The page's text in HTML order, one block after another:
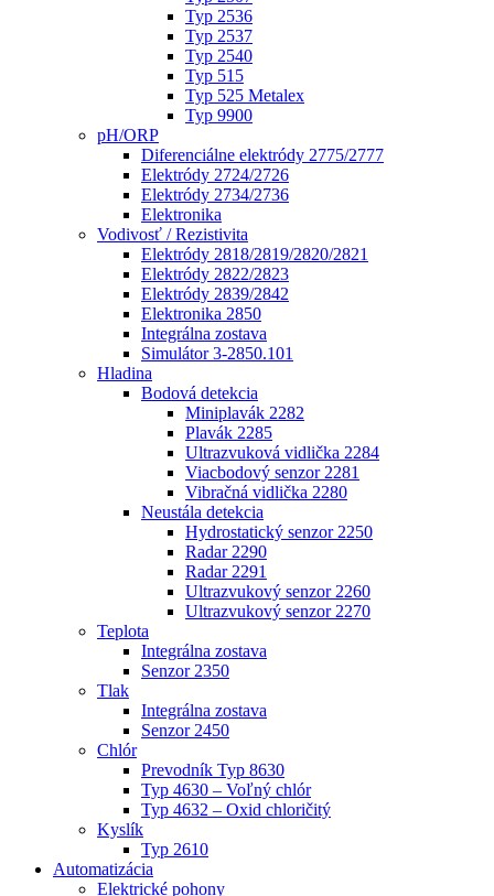
Typ 2536
Typ 2537
Typ 2540
Typ 515
Typ 525 Metalex
Typ 9900
pH/ORP
Diferenciálne elektródy 2775/2777
Elektródy 2724/2726
Elektródy 2734/2736
Elektronika
Vodivosť / Rezistivita
Elektródy 2818/2819/2820/2821
Elektródy 2822/2823
Elektródy 2839/2842
Elektronika 2850
Integrálna zostava
Simulátor 3-2850.101
Hladina
Bodová detekcia
Miniplavák 2282
Plavák 2285
Ultrazvuková vidlička 2284
Viacbodový senzor 2281
Vibračná vidlička 2280
Neustála detekcia
Hydrostatický senzor 2250
Radar 2290
Radar 2291
Ultrazvukový senzor 2260
Ultrazvukový senzor 2270
Teplota
Integrálna zostava
Senzor 2350
Tlak
Integrálna zostava
Senzor 2450
Chlór
Prevodník Typ 8630
Typ 4630 – Voľný chlór
Typ 4632 – Oxid chloričitý
Kyslík
Typ 2610
Automatizácia
Elektrické pohony